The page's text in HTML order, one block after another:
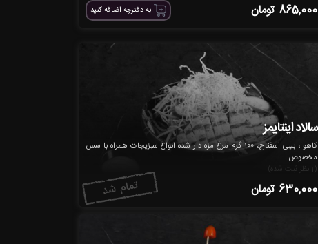
865,000 تومان به دفترچه اضافه کنید
سالاد اینتایمز
کاهو ، بیبی اسفناج، 100 گرم مرغ مزه دار شده انواع سبزیجات همراه با سس
مخصوص
(1 نظر ثبت شده)
630,000 تومان